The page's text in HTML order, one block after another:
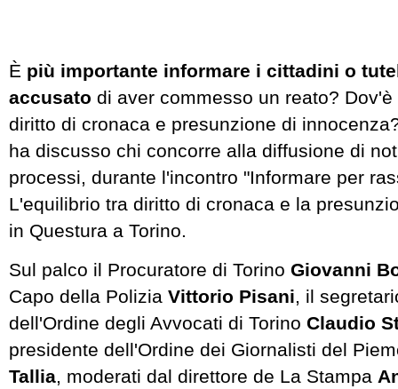
È più importante informare i cittadini o
accusato di aver commesso un reato?
diritto di cronaca e presunzione di
ha discusso chi concorre alla diffusione di
processi, durante l'incontro "Informare per
L'equilibrio tra diritto di cronaca e la
in Questura a Torino.
Sul palco il Procuratore di Torino Giovanni
Capo della Polizia Vittorio Pisani , il
dell'Ordine degli Avvocati di Torino Claudio
presidente dell'Ordine dei Giornalisti del
Tallia , moderati dal direttore de La Stampa